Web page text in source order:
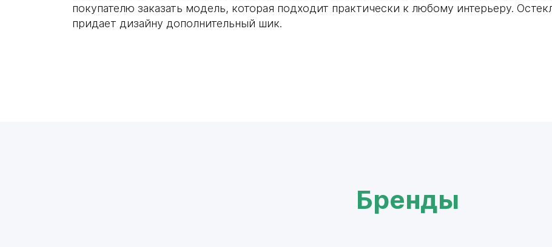
покупателю заказать модель, которая подходит практически к любому интерьеру.
придает дизайну дополнительный шик.
Бренды